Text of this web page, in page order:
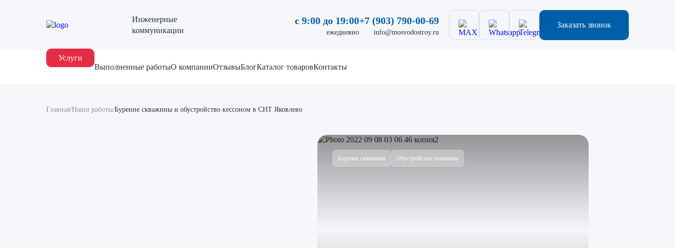
Инженерные
коммуникации
с 9:00 до 19:00
ежедневно
+7 (903) 790-00-69
info@mosvodostroy.ru
Заказать звонок
Услуги
Выполненные работыО компанииОтзывыБлогКаталог товаровКонтакты
Главная/Наши работы/Бурение скважины и обустройство кессоном в СНТ Яковлево
Бурение скважины Обустройство скважины